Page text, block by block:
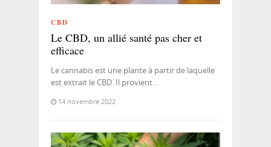
CBD
Le CBD, un allié santé pas cher et
efficace
Le cannabis est une plante à partir de laquelle
est extrait le CBD. Il provient…
14 novembre 2022